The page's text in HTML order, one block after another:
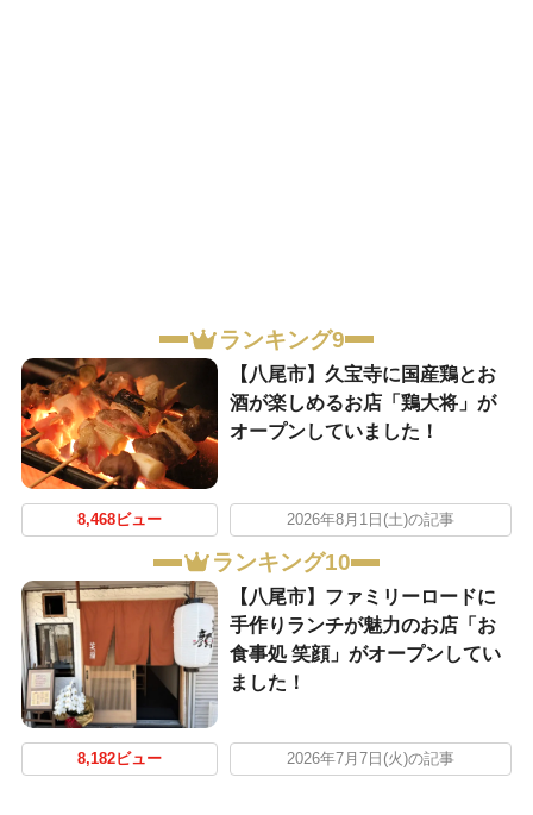
ランキング9
【八尾市】久宝寺に国産鶏とお
酒が楽しめるお店「鶏大将」が
オープンしていました！
8,468ビュー 2026年8月1日(土)の記事
ランキング10
【八尾市】ファミリーロードに
手作りランチが魅力のお店「お
食事処 笑顔」がオープンしてい
ました！
8,182ビュー 2026年7月7日(火)の記事